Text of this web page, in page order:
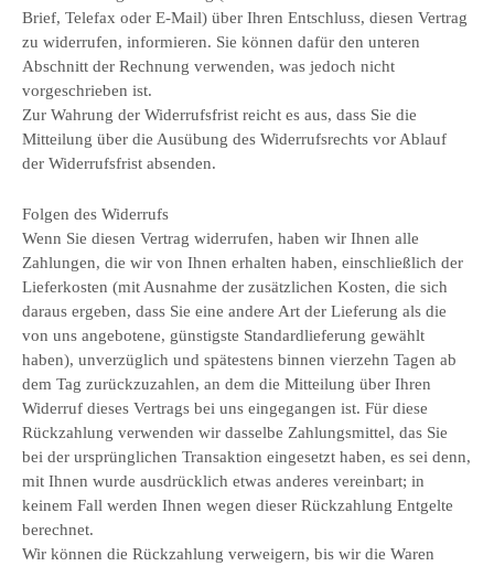
Brief, Telefax oder E-Mail) über Ihren Entschluss, diesen Vertrag
zu widerrufen, informieren. Sie können dafür den unteren
Abschnitt der Rechnung verwenden, was jedoch nicht
vorgeschrieben ist.
Zur Wahrung der Widerrufsfrist reicht es aus, dass Sie die
Mitteilung über die Ausübung des Widerrufsrechts vor Ablauf
der Widerrufsfrist absenden.
Folgen des Widerrufs
Wenn Sie diesen Vertrag widerrufen, haben wir Ihnen alle
Zahlungen, die wir von Ihnen erhalten haben, einschließlich der
Lieferkosten (mit Ausnahme der zusätzlichen Kosten, die sich
daraus ergeben, dass Sie eine andere Art der Lieferung als die
von uns angebotene, günstigste Standardlieferung gewählt
haben), unverzüglich und spätestens binnen vierzehn Tagen ab
dem Tag zurückzuzahlen, an dem die Mitteilung über Ihren
Widerruf dieses Vertrags bei uns eingegangen ist. Für diese
Rückzahlung verwenden wir dasselbe Zahlungsmittel, das Sie
bei der ursprünglichen Transaktion eingesetzt haben, es sei denn,
mit Ihnen wurde ausdrücklich etwas anderes vereinbart; in
keinem Fall werden Ihnen wegen dieser Rückzahlung Entgelte
berechnet.
Wir können die Rückzahlung verweigern, bis wir die Waren